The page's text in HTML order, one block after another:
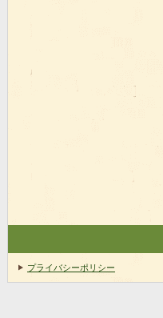
プライバシーポリシー